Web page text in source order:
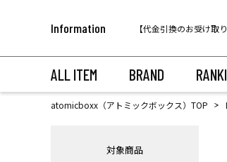
Information
【代金引換のお受け取
税込11,000円以上のご
ALL ITEM BRAND
atomicboxx（アトミックボックス）TOP
対象商品